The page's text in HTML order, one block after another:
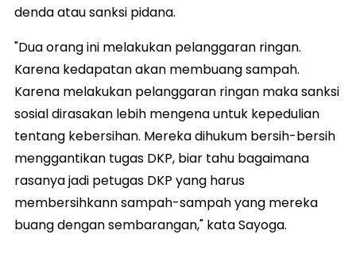
denda atau sanksi pidana.
"Dua orang ini melakukan pelanggaran ringan.
Karena kedapatan akan membuang sampah.
Karena melakukan pelanggaran ringan maka sanksi
sosial dirasakan lebih mengena untuk kepedulian
tentang kebersihan. Mereka dihukum bersih-bersih
menggantikan tugas DKP, biar tahu bagaimana
rasanya jadi petugas DKP yang harus
membersihkann sampah-sampah yang mereka
buang dengan sembarangan," kata Sayoga.